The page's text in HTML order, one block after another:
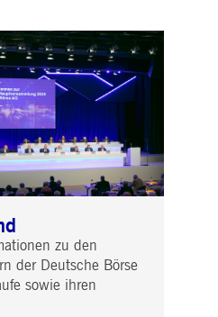
zu den
der Deutsche Börse
sowie ihren